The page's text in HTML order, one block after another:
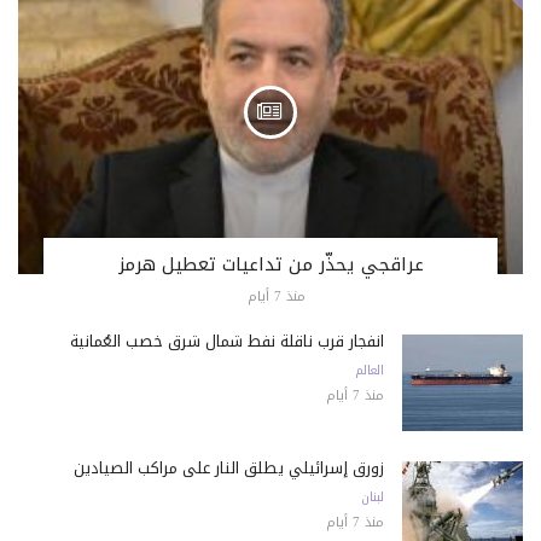
عراقجي يحذّر من تداعيات تعطيل هرمز
منذ 7 أيام
انفجار قرب ناقلة نفط شمال شرق خصب العُمانية
العالم
منذ 7 أيام
زورق إسرائيلي يطلق النار على مراكب الصيادين
لبنان
منذ 7 أيام